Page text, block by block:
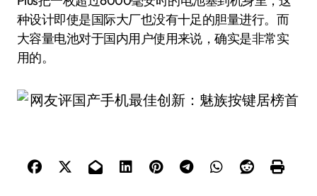
种设计即使是国际大厂也没有十足的胆量进行。而
大容量电池对于国内用户使用来说，确实是非常实
用的。